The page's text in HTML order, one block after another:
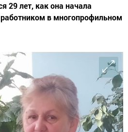
29 лет, как она начала
в многопрофильном